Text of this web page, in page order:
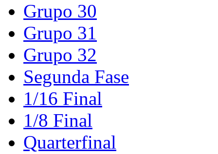
Grupo 30
Grupo 31
Grupo 32
Segunda Fase
1/16 Final
1/8 Final
Quarterfinal